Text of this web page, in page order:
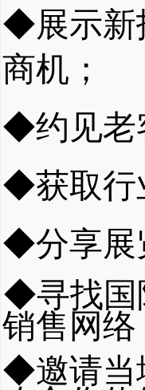
◆展示新
商机；
◆约见老
◆获取行
◆分享展
◆寻找国
销售网络
◆邀请当